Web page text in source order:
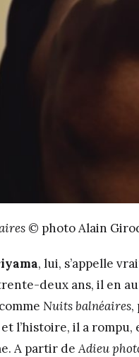
© photo Alain
, lui, s’appelle
deux ans, il en
Nuits balnéaires,
l’histoire, il a rompu,
A partir deAdieu